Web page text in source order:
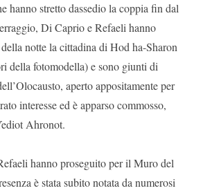
hanno stretto dassedio la coppia fin dal
Di Caprio e Refaeli hanno
notte la cittadina di Hod ha-Sharon
della fotomodella) e sono giunti di
aperto appositamente per
interesse ed è apparso commosso,
Ahronot.
hanno proseguito per il Muro del
è stata subito notata da numerosi